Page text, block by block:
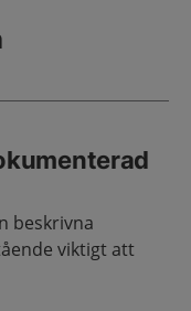
beskrivna
viktigt att